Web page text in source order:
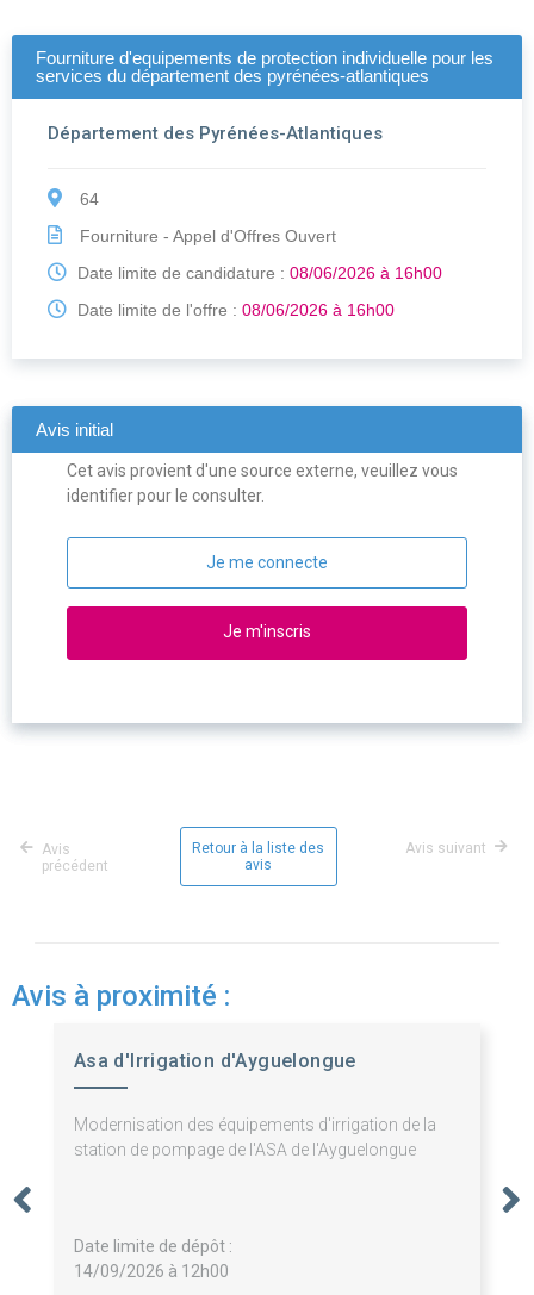
Fourniture d'equipements de protection individuelle pour les
services du département des pyrénées-atlantiques
Département des Pyrénées-Atlantiques
64
Fourniture - Appel d'Offres Ouvert
Date limite de candidature : 08/06/2026 à 16h00
Date limite de l'offre : 08/06/2026 à 16h00
Avis initial
Cet avis provient d'une source externe, veuillez vous
identifier pour le consulter.
Je me connecte
Je m'inscris
Avis
précédent
Retour à la liste des
avis
Avis suivant
Avis à proximité :
Asa d'Irrigation d'Ayguelongue
Modernisation des équipements d'irrigation de la
station de pompage de l'ASA de l'Ayguelongue
Date limite de dépôt :
14/09/2026 à 12h00